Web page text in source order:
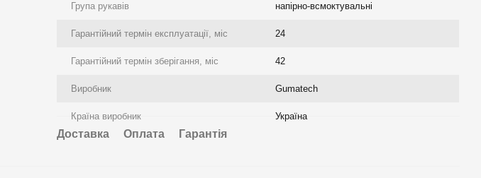
Група рукавів напірно-всмоктувальні
Гарантійний термін експлуатації, міс 24
Гарантійний термін зберігання, міс 42
Виробник Gumatech
Країна виробник Україна
Доставка Оплата Гарантія